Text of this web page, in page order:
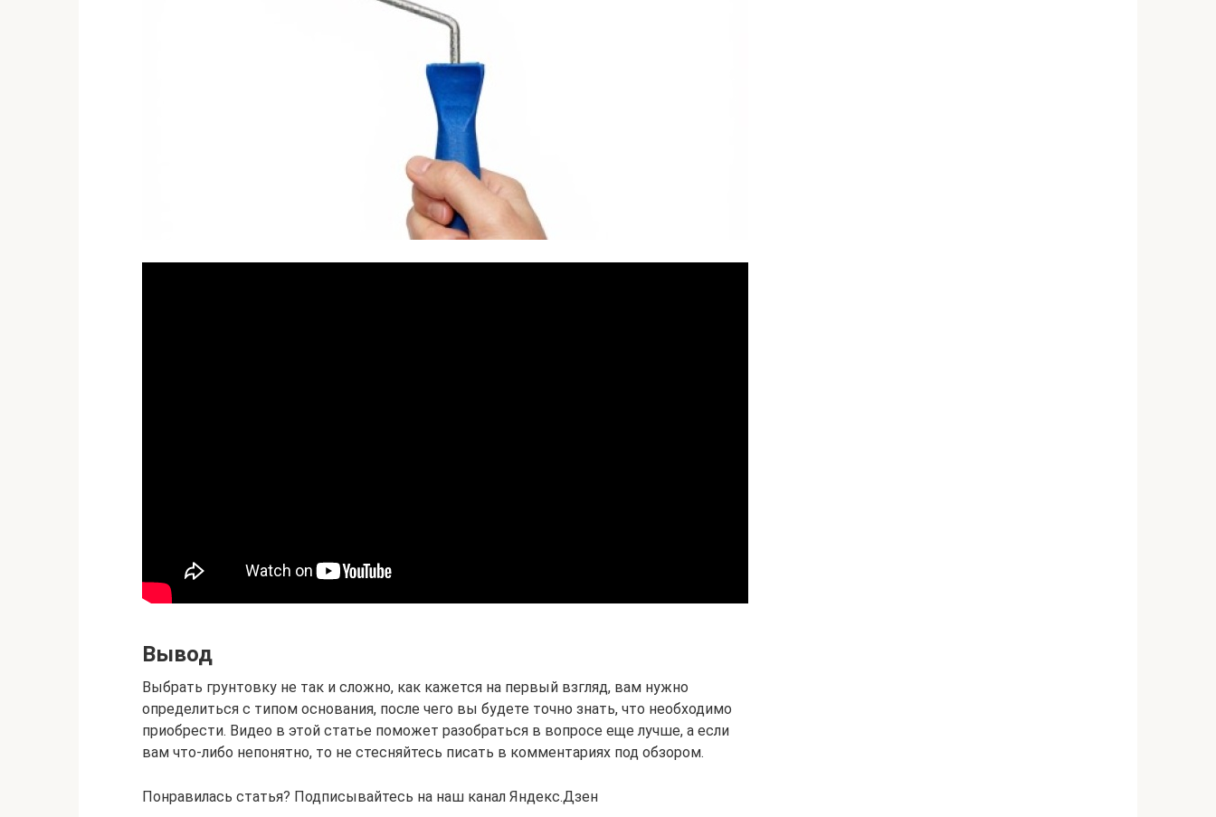
Вывод
Выбрать грунтовку не так и сложно, как кажется на первый взгляд, вам нужно
определиться с типом основания, после чего вы будете точно знать, что необходимо
приобрести. Видео в этой статье поможет разобраться в вопросе еще лучше, а если
вам что-либо непонятно, то не стесняйтесь писать в комментариях под обзором.
Понравилась статья? Подписывайтесь на наш канал Яндекс.Дзен